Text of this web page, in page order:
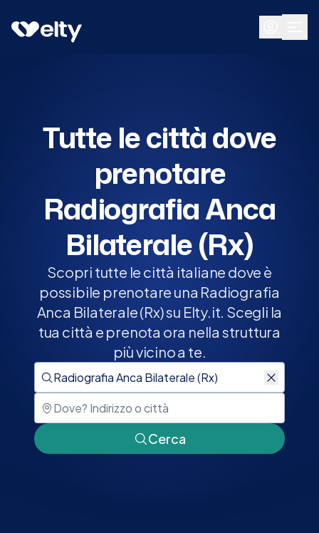
Prenota visita
Tutte le città dove
prenotare
Radiografia Anca
Bilaterale (Rx)
Scopri tutte le città italiane dove è
possibile prenotare una Radiografia
Anca Bilaterale (Rx) su Elty.it. Scegli la
tua città e prenota ora nella struttura
più vicino a te.
Cerca